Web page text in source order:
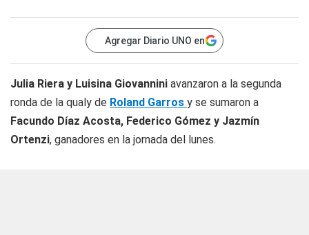
Agregar Diario UNO en
Julia Riera y Luisina Giovannini avanzaron a la segunda
ronda de la qualy de Roland Garros y se sumaron a
Facundo Díaz Acosta, Federico Gómez y Jazmín
Ortenzi, ganadores en la jornada del lunes.